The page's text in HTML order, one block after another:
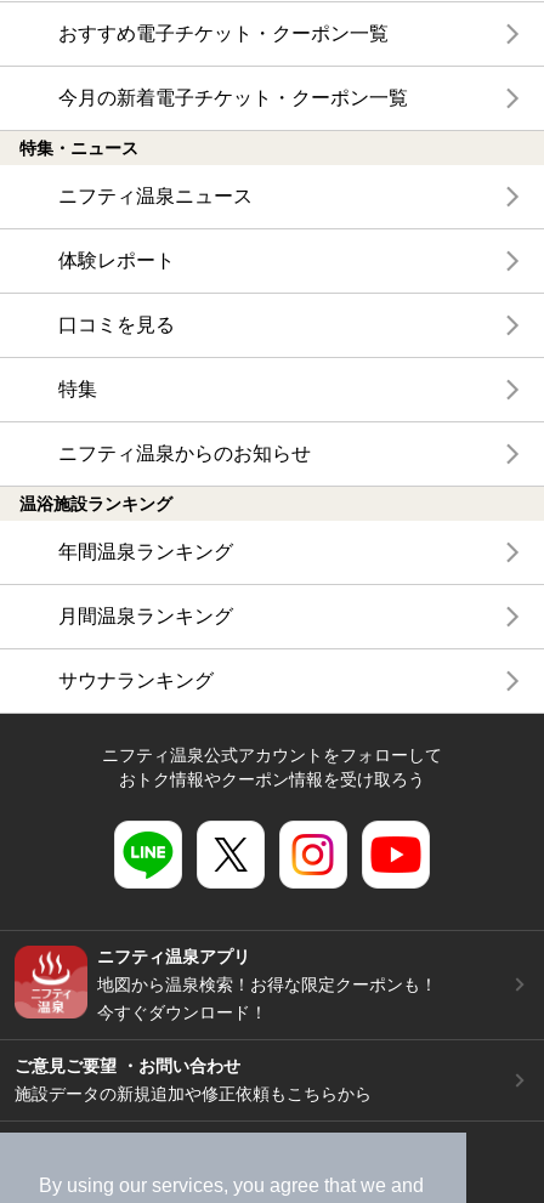
By using our services, you agree that we and
おすすめ電子チケット・クーポン一覧
今月の新着電子チケット・クーポン一覧
特集・ニュース
ニフティ温泉ニュース
体験レポート
口コミを見る
特集
ニフティ温泉からのお知らせ
温浴施設ランキング
年間温泉ランキング
月間温泉ランキング
サウナランキング
ニフティ温泉公式アカウントをフォローして
おトク情報やクーポン情報を受け取ろう
ニフティ温泉アプリ
地図から温泉検索！お得な限定クーポンも！
今すぐダウンロード！
ご意見ご要望 ・お問い合わせ
施設データの新規追加や修正依頼もこちらから
加盟店募集（資料請求）
広告出稿のご案内